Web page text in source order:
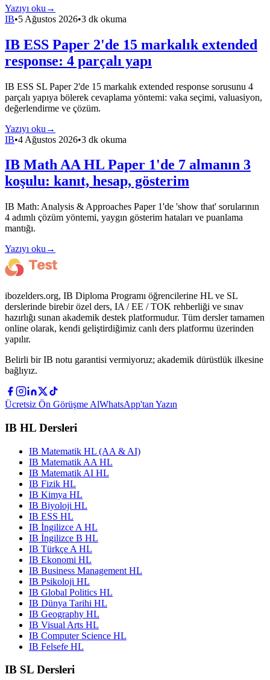
Yazıyı oku →
IB•5 Ağustos 2026•3 dk okuma
IB ESS Paper 2'de 15 markalık extended
response: 4 parçalı yapı
IB ESS SL Paper 2'de 15 markalık extended response sorusunu 4
parçalı yapıya bölerek cevaplama yöntemi: vaka seçimi, valuasiyon,
değerlendirme ve çözüm.
Yazıyı oku →
IB•4 Ağustos 2026•3 dk okuma
IB Math AA HL Paper 1'de 7 almanın 3
koşulu: kanıt, hesap, gösterim
IB Math: Analysis & Approaches Paper 1'de 'show that' sorularının
4 adımlı çözüm yöntemi, yaygın gösterim hataları ve puanlama
mantığı.
Yazıyı oku →
ibozelders.org, IB Diploma Programı öğrencilerine HL ve SL
derslerinde birebir özel ders, IA / EE / TOK rehberliği ve sınav
hazırlığı sunan akademik destek platformudur. Tüm dersler tamamen
online olarak, kendi geliştirdiğimiz canlı ders platformu üzerinden
yapılır.
Belirli bir IB notu garantisi vermiyoruz; akademik dürüstlük ilkesine
bağlıyız.
Ücretsiz Ön Görüşme AlWhatsApp'tan Yazın
IB HL Dersleri
IB Matematik HL (AA & AI)
IB Matematik AA HL
IB Matematik AI HL
IB Fizik HL
IB Kimya HL
IB Biyoloji HL
IB ESS HL
IB İngilizce A HL
IB İngilizce B HL
IB Türkçe A HL
IB Ekonomi HL
IB Business Management HL
IB Psikoloji HL
IB Global Politics HL
IB Dünya Tarihi HL
IB Geography HL
IB Visual Arts HL
IB Computer Science HL
IB Felsefe HL
IB SL Dersleri